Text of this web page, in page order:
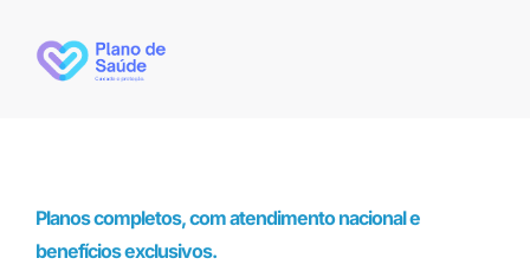
Planos completos, com atendimento nacional e
benefícios exclusivos.